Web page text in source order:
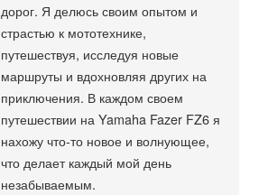
дорог. Я делюсь своим опытом и
страстью к мототехнике,
путешествуя, исследуя новые
маршруты и вдохновляя других на
приключения. В каждом своем
путешествии на Yamaha Fazer FZ6 я
нахожу что-то новое и волнующее,
что делает каждый мой день
незабываемым.